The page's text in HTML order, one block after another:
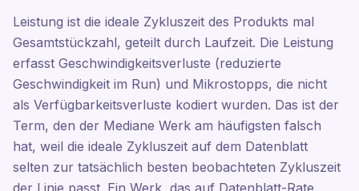
Leistung ist die ideale Zykluszeit des Produkts mal
Gesamtstückzahl, geteilt durch Laufzeit. Die Leistung
erfasst Geschwindigkeitsverluste (reduzierte
Geschwindigkeit im Run) und Mikrostopps, die nicht
als Verfügbarkeitsverluste kodiert wurden. Das ist der
Term, den der Mediane Werk am häufigsten falsch
hat, weil die ideale Zykluszeit auf dem Datenblatt
selten zur tatsächlich besten beobachteten Zykluszeit
der Linie passt. Ein Werk, das auf Datenblatt-Rate